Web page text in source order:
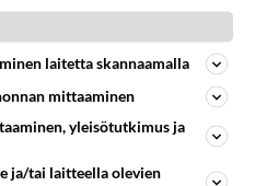
laitetta skannaamalla
mittaaminen
yleisötutkimus ja
ja/tai laitteella olevien